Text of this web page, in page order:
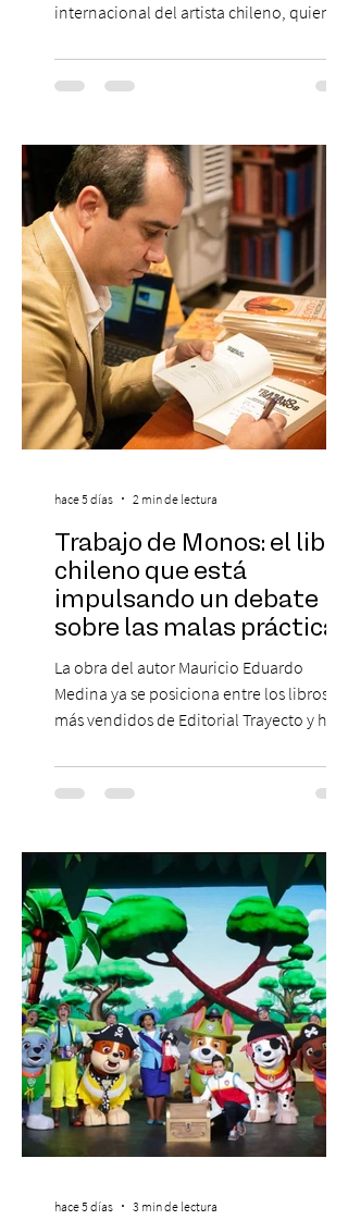
internacional del artista chileno, quien
en la escena global. MIAMI, FL (3 de agosto
de 2026) — FloyyMenor ha sido
Under 21 por tercer año consecutivo,
formando parte una vez más de la
selección anual de la publicación que
destaca a los artistas menores de 21 años
más influyentes de la industria musical.
Este reconocimiento reaf
Trabajo de Monos: el libro
chileno que está
impulsando un debate
sobre las malas prácticas
laborales y el futuro del
trabajo
La obra del autor Mauricio Eduardo
Medina ya se posiciona entre los libros
más vendidos de Editorial Trayecto y ha
para mejorar los procesos de selección
laboral en Chile. En un contexto donde el
experiencias laborales forman parte de la
realidad de miles de trabajadores, Trabajo
de Monos – Reflexiones de la Selva
Corporativa, del autor Mauricio Eduardo
Medina, ha trascendido el ámbito editorial
hace 5 días 2 min de lectura
hace 5 días 3 min de lectura